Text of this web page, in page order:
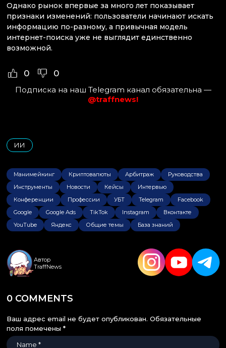
Однако рынок впервые за много лет показывает
признаки изменений: пользователи начинают искать
информацию по-разному, а привычная модель
интернет-поиска уже не выглядит единственно
возможной.
0 0
Подписка на наш Telegram канал обязательна —
@traffnews!
ИИ
Манимейкинг Криптовалюты Арбитраж
Руководства
Инструменты
Новости Кейсы
Интервью
Конференции
Профессии УБТ Telegram
Facebook
Google
Google Ads TikTok Instagram
Вконтакте
YouTube
Яндекс Общие темы База знаний
Автор
TraffNews
0 COMMENTS
Ваш адрес email не будет опубликован. Обязательные
поля помечены *